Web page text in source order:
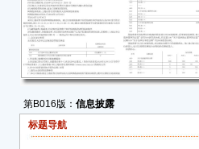
第B016版： 信息披露
标题导航